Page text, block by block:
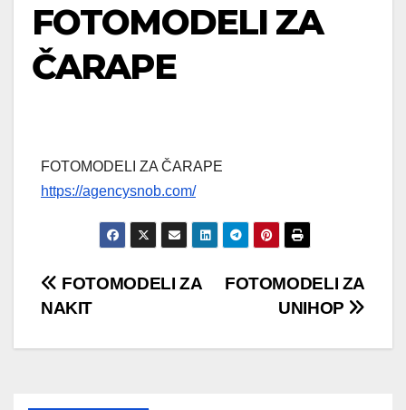
FOTOMODELI ZA
ČARAPE
FOTOMODELI ZA ČARAPE
https://agencysnob.com/
Post
FOTOMODELI ZA
UNIHOP
FOTOMODELI ZA
NAKIT